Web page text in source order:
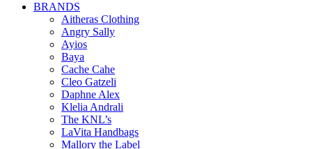
BRANDS
Aitheras Clothing
Angry Sally
Ayios
Baya
Cache Cahe
Cleo Gatzeli
Daphne Alex
Klelia Andrali
The KNL’s
LaVita Handbags
Mallory the Label